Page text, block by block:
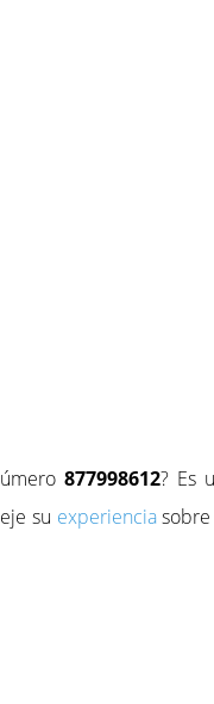
877998612? Es
su experienciasobre